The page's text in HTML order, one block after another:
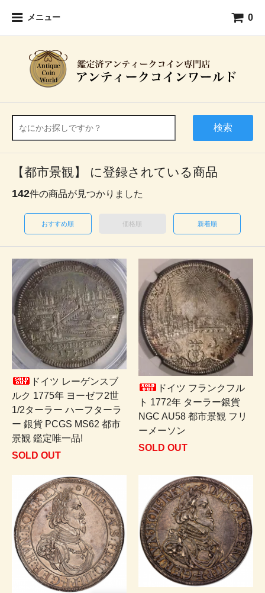
メニュー 0
検索
【都市景観】 に登録されている商品
142件の商品が見つかりました
おすすめ順 価格順 新着順
ドイツ レーゲンスブ
ルク 1775年 ヨーゼフ2世
1/2ターラー ハーフターラ
ー 銀貨 PCGS MS62 都市
景観 鑑定唯一品!
SOLD OUT
ドイツ フランクフル
ト 1772年 ターラー銀貨
NGC AU58 都市景観 フリ
ーメーソン
SOLD OUT